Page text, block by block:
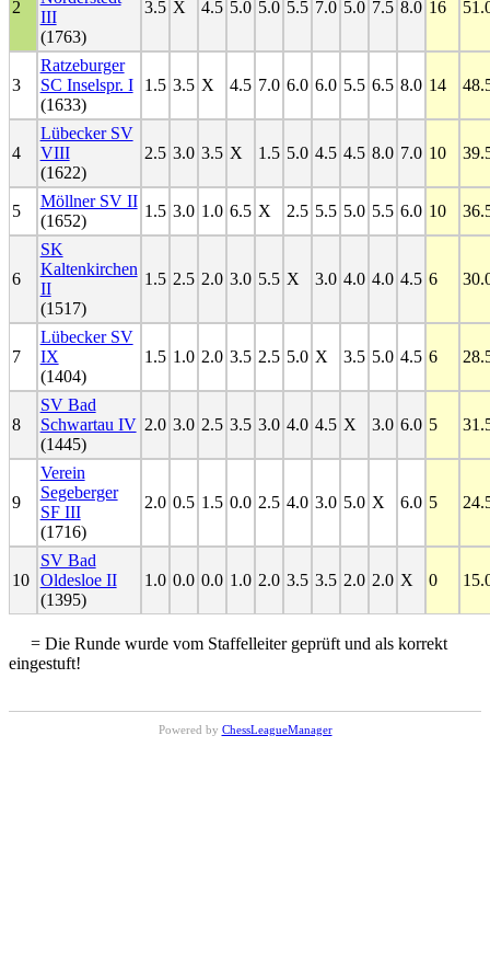
2
III
(1763)
3.5 X 4.5 5.0 5.0 5.5 7.0 5.0 7.5 8.0 16
3
Ratzeburger
SC Inselspr. I
(1633)
1.5 3.5 X 4.5 7.0 6.0 6.0 5.5 6.5 8.0 14
4
Lübecker SV
VIII
(1622)
2.5 3.0 3.5 X 1.5 5.0 4.5 4.5 8.0 7.0 10
5
Möllner SV II
(1652)
1.5 3.0 1.0 6.5 X 2.5 5.5 5.0 5.5 6.0 10
6
SK
Kaltenkirchen
II
(1517)
1.5 2.5 2.0 3.0 5.5 X 3.0 4.0 4.0 4.5 6
7
Lübecker SV
IX
(1404)
1.5 1.0 2.0 3.5 2.5 5.0 X 3.5 5.0 4.5 6
8
SV Bad
Schwartau IV
(1445)
2.0 3.0 2.5 3.5 3.0 4.0 4.5 X 3.0 6.0 5
9
Verein
Segeberger
SF III
(1716)
2.0 0.5 1.5 0.0 2.5 4.0 3.0 5.0 X 6.0 5
10
SV Bad
Oldesloe II
(1395)
1.0 0.0 0.0 1.0 2.0 3.5 3.5 2.0 2.0 X 0
= Die Runde wurde vom Staffelleiter geprüft und als korrekt
eingestuft!
Powered by ChessLeagueManager